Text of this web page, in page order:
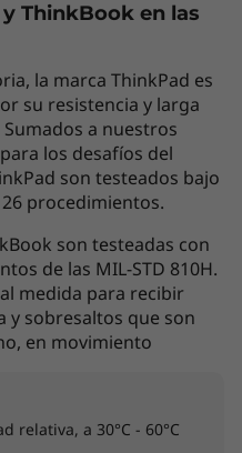
IA de
y una productividad
la laptop Lenovo
procesadores Intel®
Intel® Arc™,
para ayudar a
nuevos niveles de
ThinkBook en las
la marca ThinkPad es
su resistencia y larga
a nuestros
los desafíos del
son testeados bajo
26 procedimientos.
son testeadas con
de las MIL-STD 810H.
medida para recibir
y sobresaltos que son
en movimiento
relativa, a 30°C - 60°C